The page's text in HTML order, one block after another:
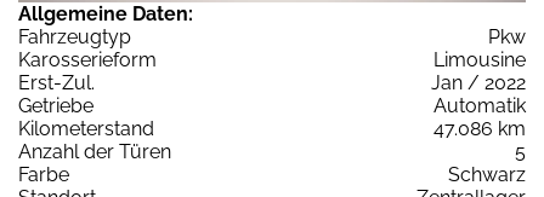
Allgemeine Daten:
Fahrzeugtyp
Pkw
Karosserieform
Limousine
Erst-Zul.
Jan / 2022
Getriebe
Automatik
Kilometerstand
47.086 km
Anzahl der Türen
5
Farbe
Schwarz